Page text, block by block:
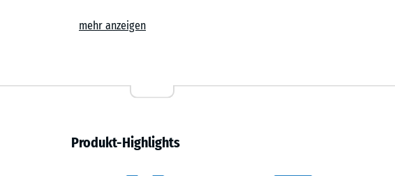
Verbindung mit Haarfuge über viele Jahre pflegeleicht.
Die Platten der Spielmatte werden schwimmend, also ohne weitere
können mit einer Stich- oder Kreissäge vorgenommen werden.
verfügt über eine Drainage auf der Unterseite. So wird die Bildung
mehr anzeigen
Produkt-Highlights